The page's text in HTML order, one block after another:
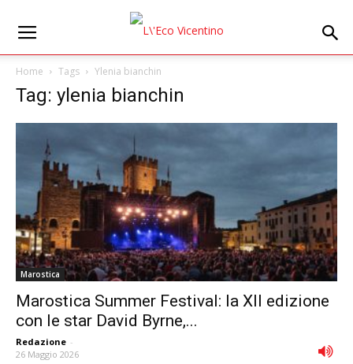
Home Tags Ylenia bianchin
Tag: ylenia bianchin
Marostica
Marostica Summer Festival: la XII edizione
con le star David Byrne,...
Redazione -
26 Maggio 2026